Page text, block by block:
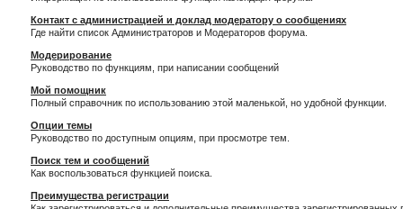
Контакт с администрацией и доклад модератору о сообщениях
Где найти список Администраторов и Модераторов форума.
Модерирование
Руководство по функциям, при написании сообщений
Мой помощник
Полный справочник по использованию этой маленькой, но удобной функции.
Опции темы
Руководство по доступным опциям, при просмотре тем.
Поиск тем и сообщений
Как воспользоваться функцией поиска.
Преимущества регистрации